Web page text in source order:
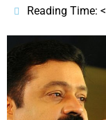
Reading Time: